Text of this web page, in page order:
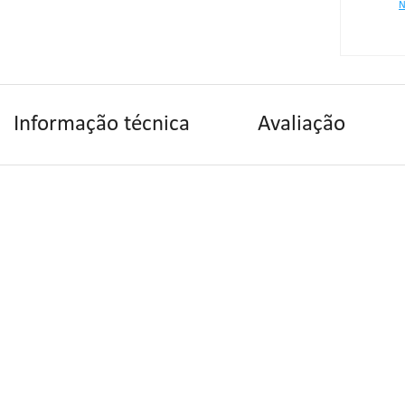
Informação técnica Avaliação